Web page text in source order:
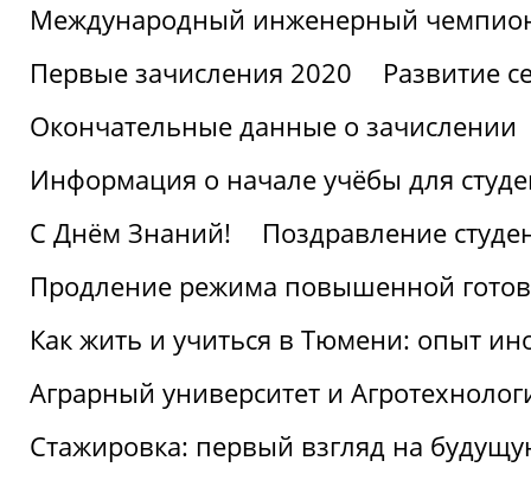
Международный инженерный
Первые зачисления 2020
Развитие
Окончательные данные о зачислении
Информация о начале учёбы для
С Днём Знаний!
Поздравление
Продление режима повышенной
Как жить и учиться в Тюмени: опыт
Аграрный университет и
Стажировка: первый взгляд на